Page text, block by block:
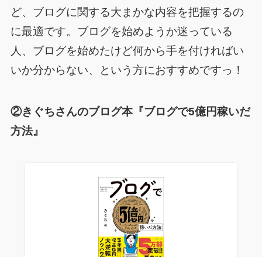
ど、ブログに関する大まかな内容を把握するの
に最適です。 ブログを始めようか迷っている
人、 ブログを始めたけど何から手を付ければい
いか分からない、という方におすすめですっ！
②きぐちさんのブログ本『ブログで5億円稼いだ
方法』